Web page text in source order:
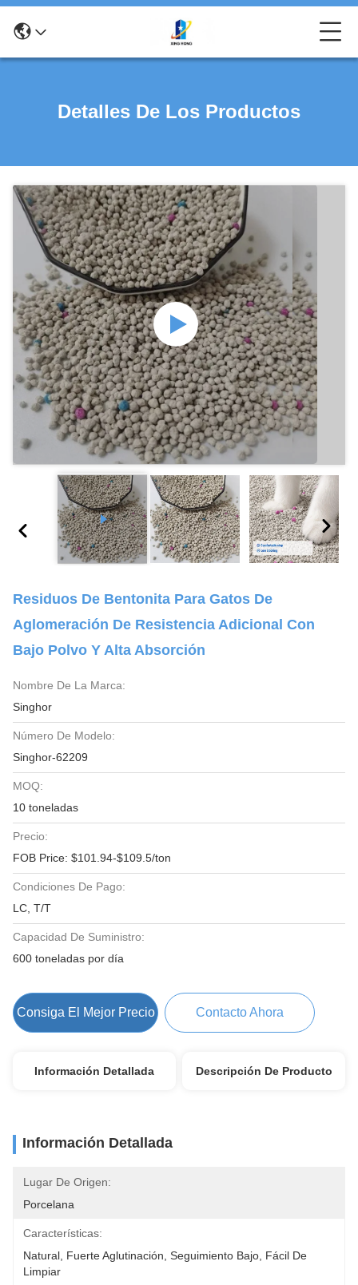
Detalles De Los Productos
Residuos De Bentonita Para Gatos De
Aglomeración De Resistencia Adicional Con
Bajo Polvo Y Alta Absorción
Nombre De La Marca:
Singhor
Número De Modelo:
Singhor-62209
MOQ:
10 toneladas
Precio:
FOB Price: $101.94-$109.5/ton
Condiciones De Pago:
LC, T/T
Capacidad De Suministro:
600 toneladas por día
Consiga El Mejor Precio Contacto Ahora
Información Detallada Descripción De Producto
Información Detallada
Lugar De Origen:
Porcelana
Características:
Natural, Fuerte Aglutinación, Seguimiento Bajo, Fácil De
Limpiar